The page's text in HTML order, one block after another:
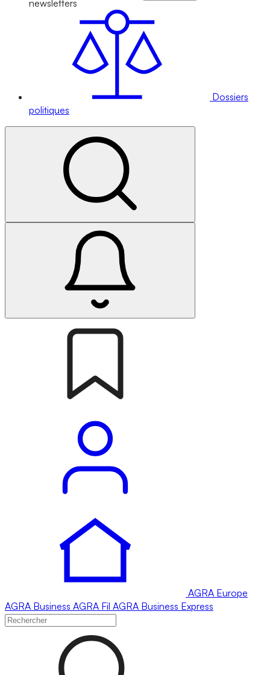
newsletters
Dossiers
politiques
AGRA Europe
AGRA Business AGRA Fil AGRA Business Express